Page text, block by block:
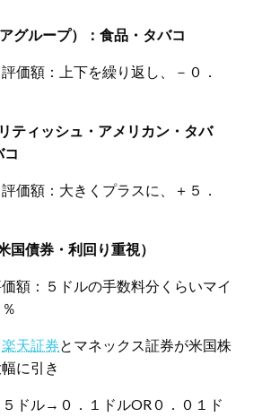
アグループ）：食品・タバコ
価額：上下を繰り返し、－０．
ティッシュ・アメリカン・タバ
コ
額：大きくプラスに、＋５．
国債券・利回り重視）
額：５ドルの手数料分くらいマイ
楽天証券とマネックス証券が米国株
に引き
ドル→０．１ドルOR０．０１ド